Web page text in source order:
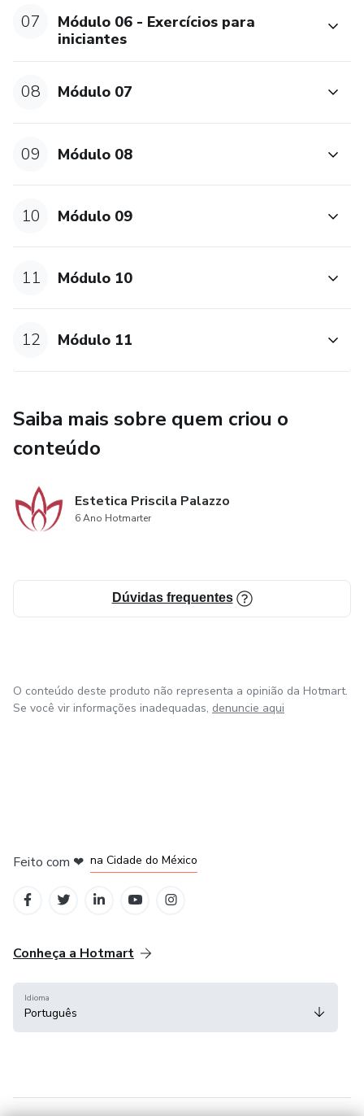
07
Módulo 06 - Exercícios para
iniciantes
08 Módulo 07
09 Módulo 08
10 Módulo 09
11 Módulo 10
12 Módulo 11
Saiba mais sobre quem criou o
conteúdo
Estetica Priscila Palazzo
6 Ano Hotmarter
Dúvidas frequentes
O conteúdo deste produto não representa a opinião da Hotmart.
Se você vir informações inadequadas, denuncie aqui
Feito com ❤ na Cidade do México
Conheça a Hotmart
Idioma
Português